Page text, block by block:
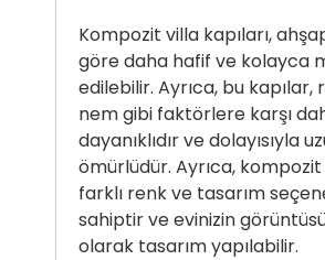
Kompozit villa kapıları,
göre daha hafif ve kolayca
edilebilir. Ayrıca, bu
nem gibi faktörlere karşı
dayanıklıdır ve dolayısıyla
ömürlüdür. Ayrıca, kompozit
farklı renk ve tasarım
sahiptir ve evinizin
olarak tasarım yapılabilir.